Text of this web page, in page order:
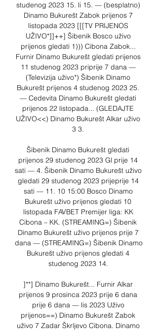
studenog 2023 15. li 15. — (besplatno)
Dinamo Bukurešt Zabok prijenos 7
listopada 2023 [[[TV PRIJENOS
UŽIVO*]]++] Šibenik Bosco uživo
prijenos gledati 1))) Cibona Zabok...
Furnir Dinamo Bukurešt gledati prijenos
11 studenog 2023 priprije 7 dana —
(Televizija uživo*) Šibenik Dinamo
Bukurešt prijenos 4 studenog 2023 25.
— Cedevita Dinamo Bukurešt gledati
prijenos 22 listopada... (GLEDAJTE
UŽIVO<<) Dinamo Bukurešt Alkar uživo
3 3.
Šibenik Dinamo Bukurešt gledati
prijenos 29 studenog 2023 Gl prije 14
sati — 4. Šibenik Dinamo Bukurešt uživo
gledati 29 studenog 2023 prijeprije 14
sati — 11. 10 15:00 Bosco Dinamo
Bukurešt uživo prijenos gledati 10
listopada FAVBET Premijer liga: KK
Cibona – KK. (STREAMING=) Šibenik
Dinamo Bukurešt uživo prijenos prije 7
dana — (STREAMING=) Šibenik Dinamo
Bukurešt uživo prijenos gledati 4
studenog 2023 14.
]**] Dinamo Bukurešt... Furnir Alkar
prijenos 9 prosinca 2023 prije 6 dana
prije 6 dana — lis 2023 Uživo
prijenos==) Dinamo Bukurešt Zabok
uživo 7 Zadar Škrljevo Cibona. Dinamo